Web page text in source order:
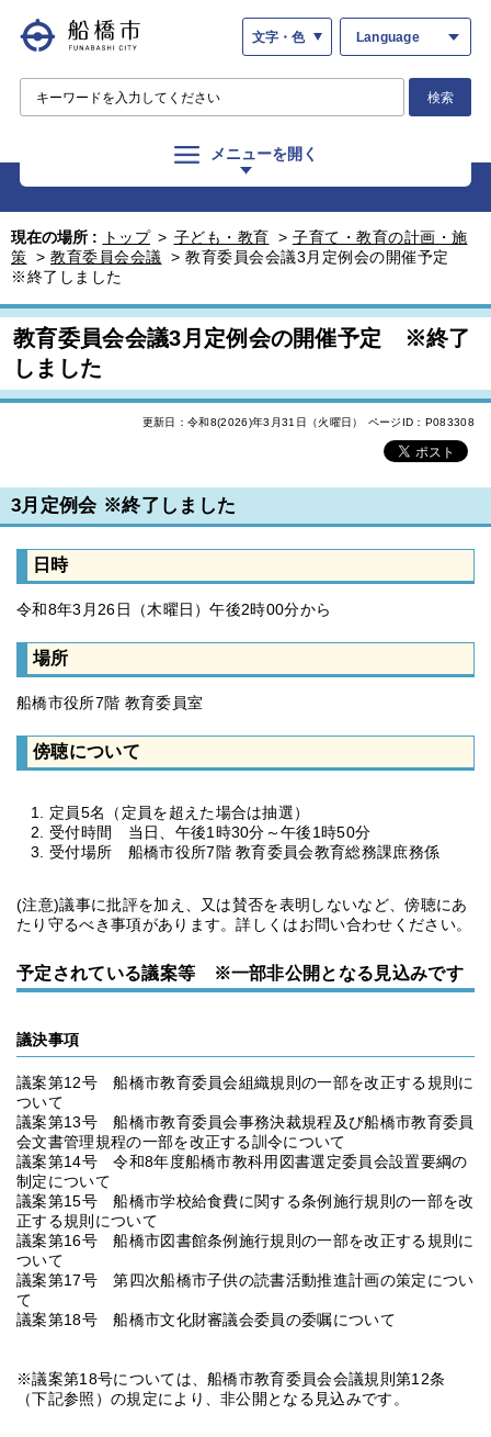
文字・色 Language
検索
メニューを開く
現在の場所 : トップ > 子ども・教育 > 子育て・教育の計画・施
策 > 教育委員会会議 > 教育委員会会議3月定例会の開催予定
※終了しました
教育委員会会議3月定例会の開催予定 ※終了
しました
更新日：令和8(2026)年3月31日（火曜日） ページID：P083308
3月定例会 ※終了しました
日時
令和8年3月26日（木曜日）午後2時00分から
場所
船橋市役所7階 教育委員室
傍聴について
定員5名（定員を超えた場合は抽選）
受付時間 当日、午後1時30分～午後1時50分
受付場所 船橋市役所7階 教育委員会教育総務課庶務係
(注意)議事に批評を加え、又は賛否を表明しないなど、傍聴にあ
たり守るべき事項があります。詳しくはお問い合わせください。
予定されている議案等 ※一部非公開となる見込みです
議決事項
議案第12号 船橋市教育委員会組織規則の一部を改正する規則に
ついて
議案第13号 船橋市教育委員会事務決裁規程及び船橋市教育委員
会文書管理規程の一部を改正する訓令について
議案第14号 令和8年度船橋市教科用図書選定委員会設置要綱の
制定について
議案第15号 船橋市学校給食費に関する条例施行規則の一部を改
正する規則について
議案第16号 船橋市図書館条例施行規則の一部を改正する規則に
ついて
議案第17号 第四次船橋市子供の読書活動推進計画の策定につい
て
議案第18号 船橋市文化財審議会委員の委嘱について
※議案第18号については、船橋市教育委員会会議規則第12条
（下記参照）の規定により、非公開となる見込みです。